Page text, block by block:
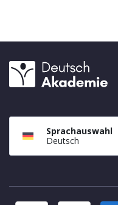
Sprachauswahl
Deutsch